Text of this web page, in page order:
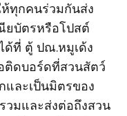
ห้ทุกคนร่วมกันส่ง
ยบัตรหรือโปสต์
ด้ที่ ตู้ ปณ.หมูเด้ง
อติดบอร์ดที่สวนสัตว์
และเป็นมิตรของ
วมและส่งต่อถึงสวน